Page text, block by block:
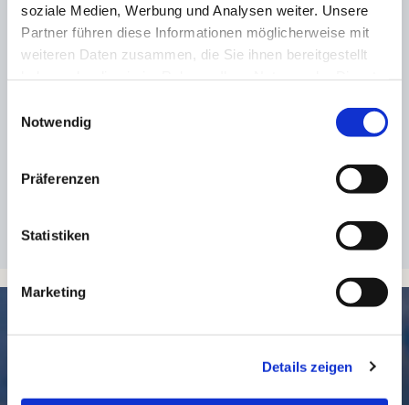
soziale Medien, Werbung und Analysen weiter. Unsere
Partner führen diese Informationen möglicherweise mit
weiteren Daten zusammen, die Sie ihnen bereitgestellt
Notwendig
Präferenzen
Statistiken
Marketing
Details zeigen